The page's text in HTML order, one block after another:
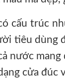
cấu trúc
tiêu dùng
nước
cửa đúc